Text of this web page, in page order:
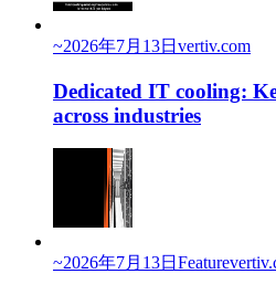
~2026年7月13日 vertiv.com
Dedicated IT cooling:
across industries
~2026年7月13日 Feature